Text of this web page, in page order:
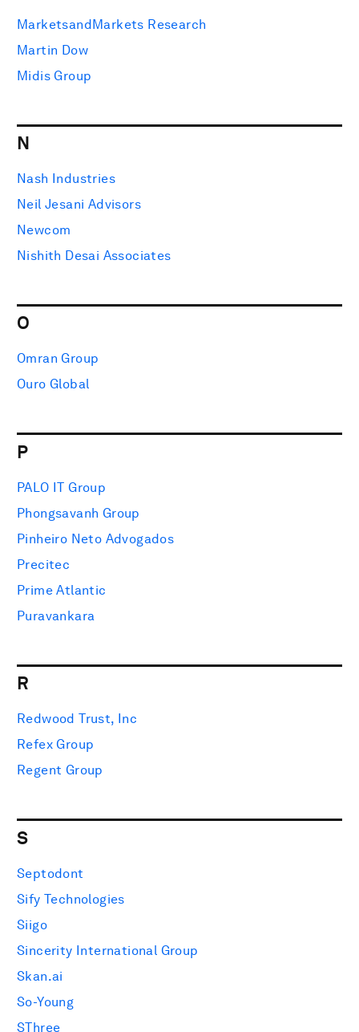
MarketsandMarkets Research
Martin Dow
Midis Group
N
Nash Industries
Neil Jesani Advisors
Newcom
Nishith Desai Associates
O
Omran Group
Ouro Global
P
PALO IT Group
Phongsavanh Group
Pinheiro Neto Advogados
Precitec
Prime Atlantic
Puravankara
R
Redwood Trust, Inc
Refex Group
Regent Group
S
Septodont
Sify Technologies
Siigo
Sincerity International Group
Skan.ai
So-Young
SThree